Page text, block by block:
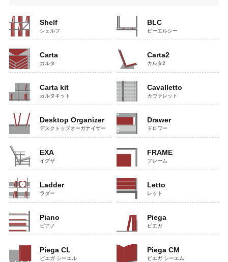
Shelf
シェルフ
BLC
ビーエルシー
Carta
カルタ
Carta2
カルタ2
Carta kit
カルタキット
Cavalletto
カヴァレット
Desktop Organizer
デスクトップオーガナイザー
Drawer
ドロワー
EXA
イグザ
FRAME
フレーム
Ladder
ラダー
Letto
レット
Piano
ピアノ
Piega
ピエガ
Piega CL
ピエガ シーエル
Piega CM
ピエガ シーエム